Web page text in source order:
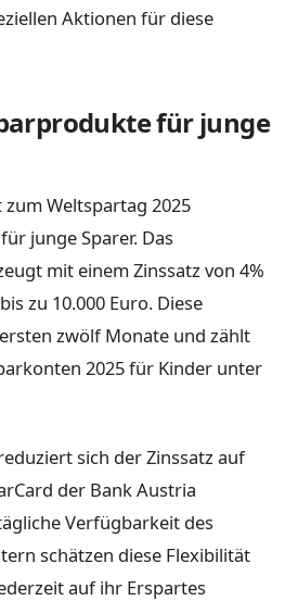
Aktionen für diese
für junge
Weltspartag 2025
junge Sparer. Das
mit einem Zinssatz von 4%
zu 10.000 Euro. Diese
zwölf Monate und zählt
2025 für Kinder unter
sich der Zinssatz auf
der Bank Austria
Verfügbarkeit des
schätzen diese Flexibilität
auf ihr Erspartes